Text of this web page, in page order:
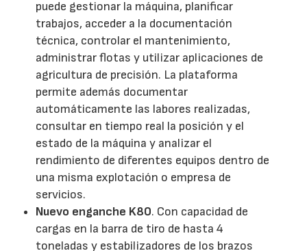
puede gestionar la máquina, planificar
trabajos, acceder a la documentación
técnica, controlar el mantenimiento,
administrar flotas y utilizar aplicaciones de
agricultura de precisión. La plataforma
permite además documentar
automáticamente las labores realizadas,
consultar en tiempo real la posición y el
estado de la máquina y analizar el
rendimiento de diferentes equipos dentro de
una misma explotación o empresa de
servicios.
Nuevo enganche K80. Con capacidad de
cargas en la barra de tiro de hasta 4
toneladas y estabilizadores de los brazos